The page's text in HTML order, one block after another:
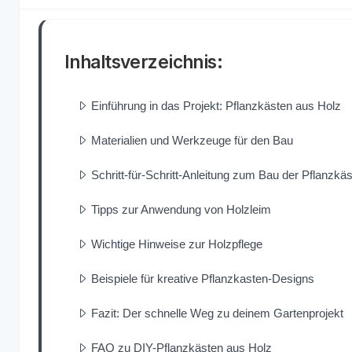
Inhaltsverzeichnis:
Einführung in das Projekt: Pflanzkästen aus Holz
Materialien und Werkzeuge für den Bau
Schritt-für-Schritt-Anleitung zum Bau der
Tipps zur Anwendung von Holzleim
Wichtige Hinweise zur Holzpflege
Beispiele für kreative Pflanzkasten-Designs
Fazit: Der schnelle Weg zu deinem Gartenprojekt
FAQ zu DIY-Pflanzkästen aus Holz